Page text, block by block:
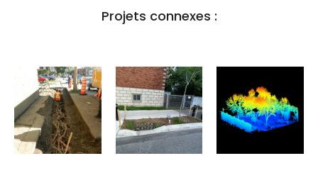
Projets connexes :